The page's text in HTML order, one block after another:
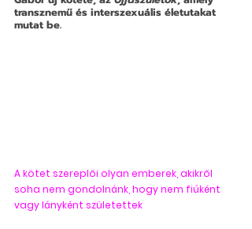
transznemű és interszexuális életutakat
mutat be.
A kötet szereplői olyan emberek, akikről
soha nem gondolnánk, hogy nem fiúként
vagy lányként születettek